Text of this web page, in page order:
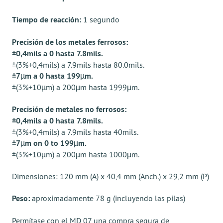
Tiempo de reacción: 1 segundo
Precisión de los metales ferrosos:
±0,4mils a 0 hasta 7.8mils.
±(3%+0,4mils) a 7.9mils hasta 80.0mils.
±7µm a 0 hasta 199µm.
±(3%+10µm) a 200µm hasta 1999µm.
Precisión de metales no ferrosos:
±0,4mils a 0 hasta 7.8mils.
±(3%+0,4mils) a 7.9mils hasta 40mils.
±7µm on 0 to 199µm.
±(3%+10µm) a 200µm hasta 1000µm.
Dimensiones: 120 mm (A) x 40,4 mm (Anch.) x 29,2 mm (P)
Peso: aproximadamente 78 g (incluyendo las pilas)
Permítase con el MD 07 una compra segura de